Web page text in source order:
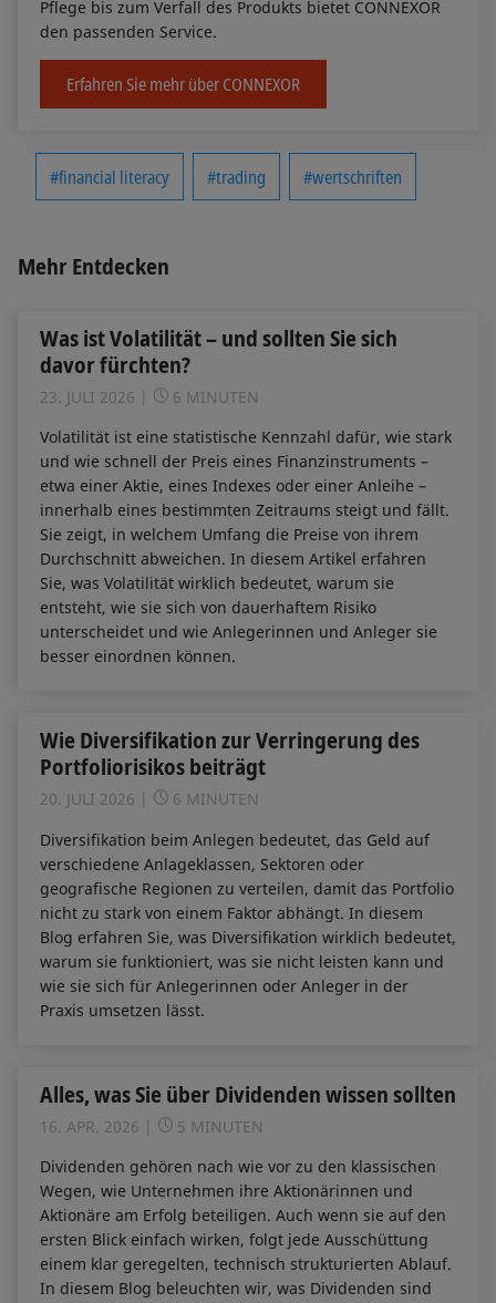
Pflege bis zum Verfall des Produkts bietet CONNEXOR
den passenden Service.
Erfahren Sie mehr über CONNEXOR
#financial literacy #trading #wertschriften
Mehr Entdecken
Was ist Volatilität – und sollten Sie sich
davor fürchten?
23. JULI 2026
6 MINUTEN
Volatilität ist eine statistische Kennzahl dafür, wie stark
und wie schnell der Preis eines Finanzinstruments –
etwa einer Aktie, eines Indexes oder einer Anleihe –
innerhalb eines bestimmten Zeitraums steigt und fällt.
Sie zeigt, in welchem Umfang die Preise von ihrem
Durchschnitt abweichen. In diesem Artikel erfahren
Sie, was Volatilität wirklich bedeutet, warum sie
entsteht, wie sie sich von dauerhaftem Risiko
unterscheidet und wie Anlegerinnen und Anleger sie
besser einordnen können.
Wie Diversifikation zur Verringerung des
Portfoliorisikos beiträgt
20. JULI 2026
6 MINUTEN
Diversifikation beim Anlegen bedeutet, das Geld auf
verschiedene Anlageklassen, Sektoren oder
geografische Regionen zu verteilen, damit das Portfolio
nicht zu stark von einem Faktor abhängt. In diesem
Blog erfahren Sie, was Diversifikation wirklich bedeutet,
warum sie funktioniert, was sie nicht leisten kann und
wie sie sich für Anlegerinnen oder Anleger in der
Praxis umsetzen lässt.
Alles, was Sie über Dividenden wissen sollten
16. APR. 2026
5 MINUTEN
Dividenden gehören nach wie vor zu den klassischen
Wegen, wie Unternehmen ihre Aktionärinnen und
Aktionäre am Erfolg beteiligen. Auch wenn sie auf den
ersten Blick einfach wirken, folgt jede Ausschüttung
einem klar geregelten, technisch strukturierten Ablauf.
In diesem Blog beleuchten wir, was Dividenden sind